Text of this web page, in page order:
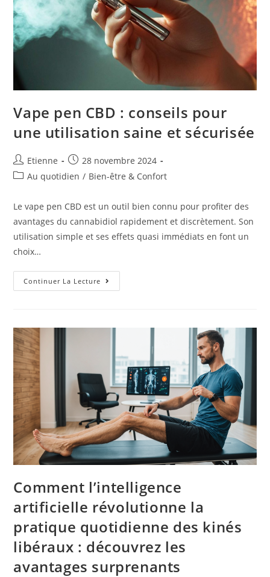
Vape pen CBD : conseils pour
une utilisation saine et sécurisée
Etienne
28 novembre 2024
Au quotidien / Bien-être & Confort
Le vape pen CBD est un outil bien connu pour profiter des
avantages du cannabidiol rapidement et discrètement. Son
utilisation simple et ses effets quasi immédiats en font un
choix…
Continuer La Lecture
Comment l’intelligence
artificielle révolutionne la
pratique quotidienne des kinés
libéraux : découvrez les
avantages surprenants